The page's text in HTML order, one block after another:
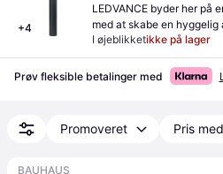
+4
LEDVANCE byder her på
med at skabe en
udendørsbelysning i
I øjeblikketikke på lager
Prøv fleksible betalinger med
Promoveret Pris
BAUHAUS